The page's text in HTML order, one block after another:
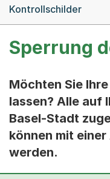
Kontrollschilder
Sperrung
Möchten Sie
lassen? Alle auf
Basel-Stadt
können mit
werden.